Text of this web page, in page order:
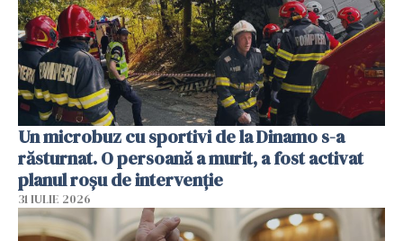
Un microbuz cu sportivi de la Dinamo s-a
răsturnat. O persoană a murit, a fost activat
planul roșu de intervenție
31 IULIE 2026